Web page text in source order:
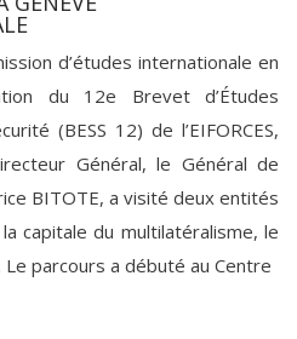
d’études internationale en
du 12e Brevet d’Études
(BESS 12) de l’EIFORCES,
Général, le Général de
BITOTE, a visité deux entités
capitale du multilatéralisme, le
parcours a débuté au Centre